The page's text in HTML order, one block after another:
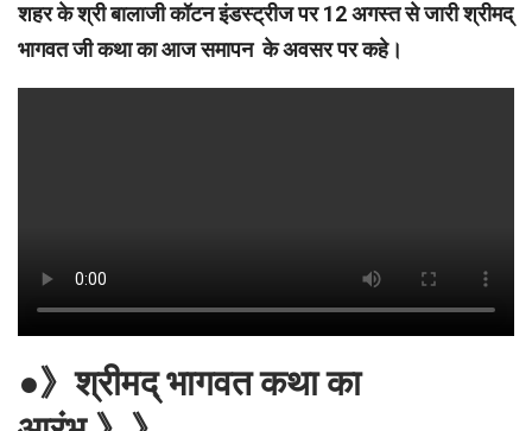
शहर के श्री बालाजी कॉटन इंडस्ट्रीज पर 12 अगस्त से जारी श्रीमद्
भागवत जी कथा का आज समापन के अवसर पर कहे।
●》श्रीमद् भागवत कथा का